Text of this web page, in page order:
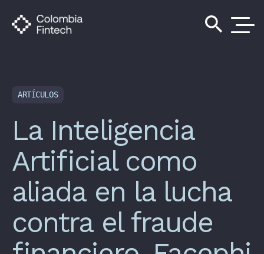
search
ARTÍCULOS
La Inteligencia
Artificial como
aliada en la lucha
contra el fraude